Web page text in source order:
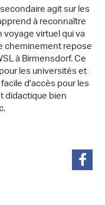
agit sur les
à reconnaître
virtuel qui va
cheminement repose
à Birmensdorf. Ce
les universités et
d'accès pour les
didactique bien